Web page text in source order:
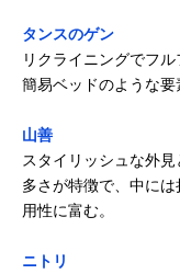
タンスのゲン
リクライニングでフ
簡易ベッドのような要
山善
スタイリッシュな外
多さが特徴で、中に
用性に富む。
ニトリ